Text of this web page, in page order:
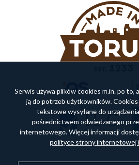
Serwis używa plików cookies m.in. po to,
ją do potrzeb użytkowników.
tekstowe wysyłane do
pośrednictwem odwiedzanego
internetowego. Więcej informacji
polityce strony internetowej